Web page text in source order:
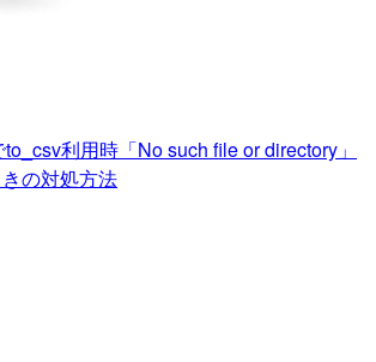
利用時「No such file or directory」
の対処方法